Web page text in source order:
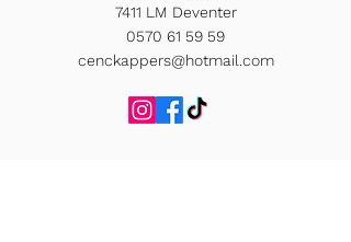
7411 LM Deventer
0570 61 59 59
cenckappers@hotmail.com